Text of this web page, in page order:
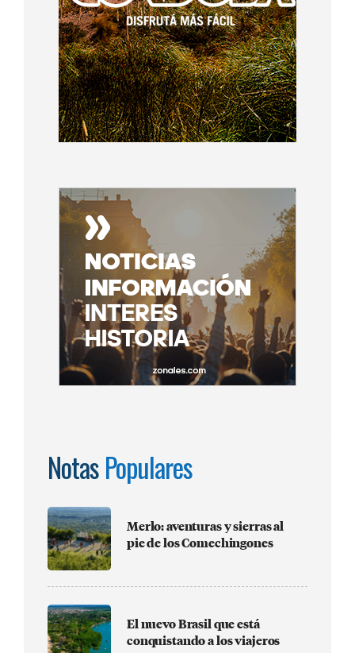
NotasPopulares
Merlo: aventuras y sierras al
pie de los Comechingones
El nuevo Brasil que está
conquistando a los viajeros